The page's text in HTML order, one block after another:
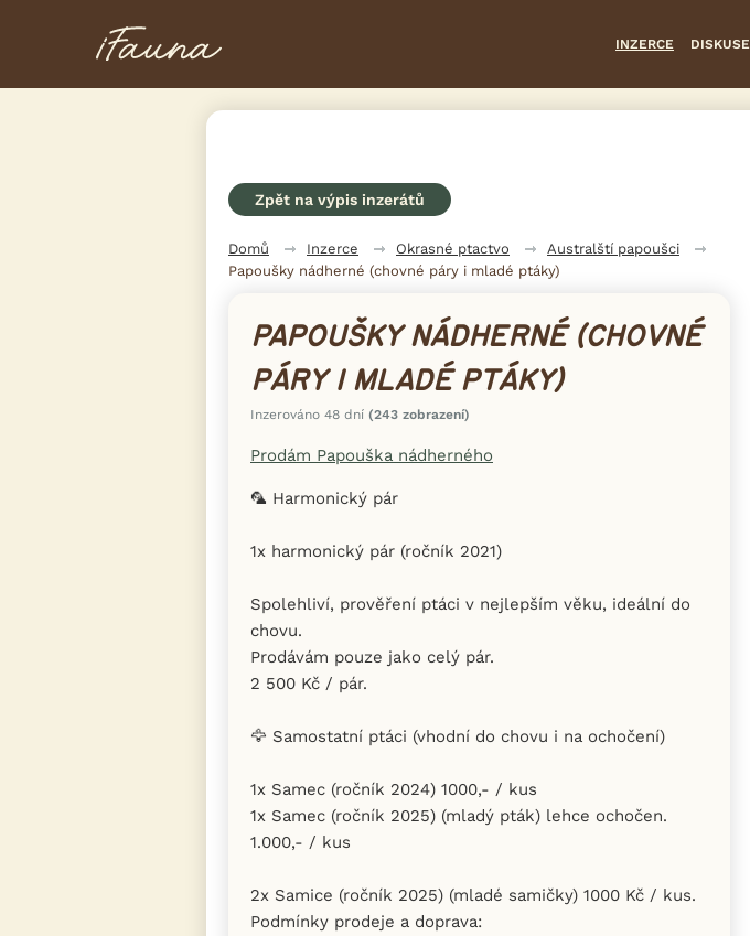
INZERCE DISKUSE
Zpět na výpis inzerátů
Domů Inzerce Okrasné ptactvo
Australští papoušci
Papoušky nádherné (chovné páry i mladé ptáky)
PAPOUŠKY NÁDHERNÉ (CHOVNÉ
PÁRY I MLADÉ PTÁKY)
Inzerováno 48 dní (243 zobrazení)
Prodám Papouška nádherného
🦜 Harmonický pár
​1x harmonický pár (ročník 2021)
​Spolehliví, prověření ptáci v nejlepším věku, ideální do
chovu.
​Prodávám pouze jako celý pár.
​2 500 Kč / pár.
​🦅 Samostatní ptáci (vhodní do chovu i na ochočení)
​1x Samec (ročník 2024) 1000,- / kus
​1x Samec (ročník 2025) (mladý pták) lehce ochočen.
1.000,- / kus
​2x Samice (ročník 2025) (mladé samičky) 1000 Kč / kus.
​Podmínky prodeje a doprava: